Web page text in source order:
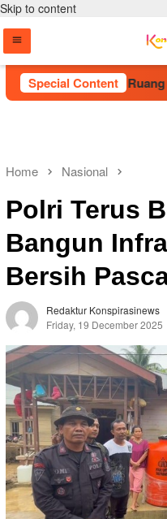
Skip to content
Special Content
Cup 2026 Beri Ruang
Home Nasional
Polri Terus
Bangun
Bersih
Redaktur Konspirasinews
Friday, 19 December 2025